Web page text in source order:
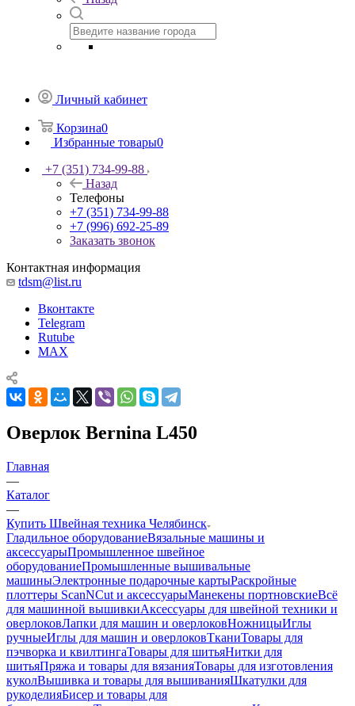
Личный кабинет
Корзина0
Избранные товары0
+7 (351) 734-99-88
Назад
Телефоны
+7 (351) 734-99-88
+7 (996) 692-25-89
Заказать звонок
Контактная информация
tdsm@list.ru
Вконтакте
Telegram
Rutube
MAX
Оверлок Bernina L450
Главная
—
Каталог
—
Купить Швейная техника Челябинск
Гладильное оборудованиеВязальные машины и
аксессуарыПромышленное швейное
оборудованиеПромышленные вышивальные
машиныЭлектронные подарочные картыРаскройные
плоттеры ScanNCut и аксессуарыМанекены портновскиеВсё
для машинной вышивкиАксессуары для швейной техники и
оверлоковЛапки для машин и оверлоковНожницыИглы
ручныеИглы для машин и оверлоковТканиТовары для
пэчворка и квилтингаТовары для шитьяНитки для
шитьяПряжа и товары для вязанияТовары для изготовления
куколВышивка и товары для вышиванияШкатулки для
рукоделияБисер и товары для